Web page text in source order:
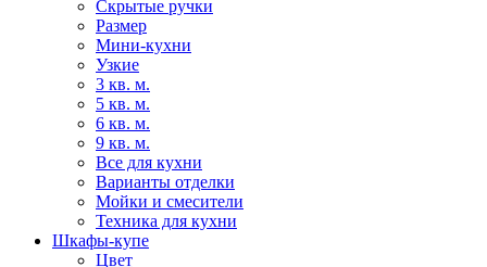
Скрытые ручки
Размер
Мини-кухни
Узкие
3 кв. м.
5 кв. м.
6 кв. м.
9 кв. м.
Все для кухни
Варианты отделки
Мойки и смесители
Техника для кухни
Шкафы-купе
Цвет